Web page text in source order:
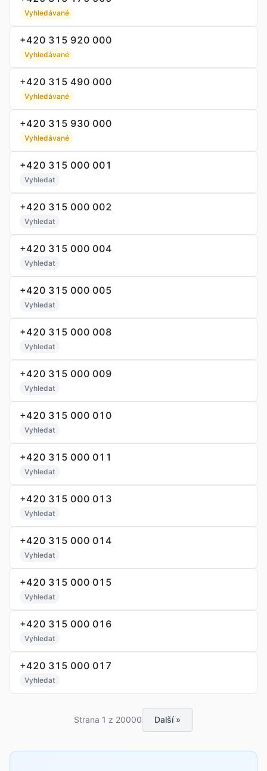
Vyhledávané
+420 315 920 000
Vyhledávané
+420 315 490 000
Vyhledávané
+420 315 930 000
Vyhledávané
+420 315 000 001
Vyhledat
+420 315 000 002
Vyhledat
+420 315 000 004
Vyhledat
+420 315 000 005
Vyhledat
+420 315 000 008
Vyhledat
+420 315 000 009
Vyhledat
+420 315 000 010
Vyhledat
+420 315 000 011
Vyhledat
+420 315 000 013
Vyhledat
+420 315 000 014
Vyhledat
+420 315 000 015
Vyhledat
+420 315 000 016
Vyhledat
+420 315 000 017
Vyhledat
Strana 1 z 20000 Další »